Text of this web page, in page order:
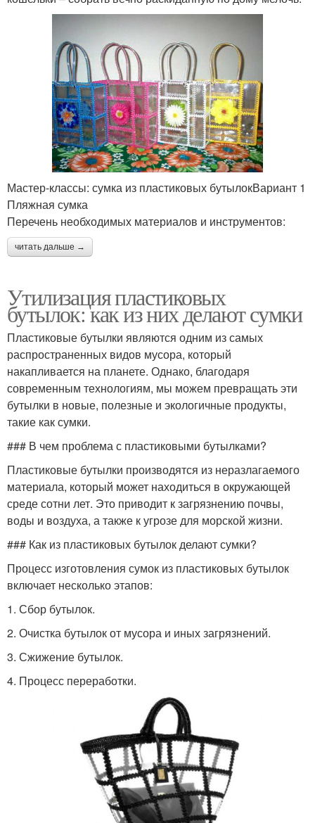
Мастер-классы: сумка из пластиковых бутылокВариант 1
Пляжная сумка
Перечень необходимых материалов и инструментов:
читать дальше →
Утилизация пластиковых
бутылок: как из них делают сумки
Пластиковые бутылки являются одним из самых
распространенных видов мусора, который
накапливается на планете. Однако, благодаря
современным технологиям, мы можем превращать эти
бутылки в новые, полезные и экологичные продукты,
такие как сумки.
### В чем проблема с пластиковыми бутылками?
Пластиковые бутылки производятся из неразлагаемого
материала, который может находиться в окружающей
среде сотни лет. Это приводит к загрязнению почвы,
воды и воздуха, а также к угрозе для морской жизни.
### Как из пластиковых бутылок делают сумки?
Процесс изготовления сумок из пластиковых бутылок
включает несколько этапов:
1. Сбор бутылок.
2. Очистка бутылок от мусора и иных загрязнений.
3. Сжижение бутылок.
4. Процесс переработки.